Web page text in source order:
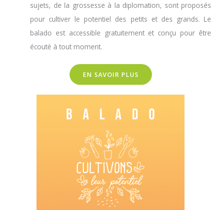
sujets, de la grossesse à la diplomation, sont proposés
pour cultiver le potentiel des petits et des grands. Le
balado est accessible gratuitement et conçu pour être
écouté à tout moment.
EN SAVOIR PLUS